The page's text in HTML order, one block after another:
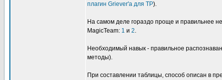
плагин Griever'а для TP).
На самом деле гораздо проще и правильнее
MagicTeam: 1 и 2.
Необходимый навык - правильное
методы).
При составлении таблицы, способ описан в